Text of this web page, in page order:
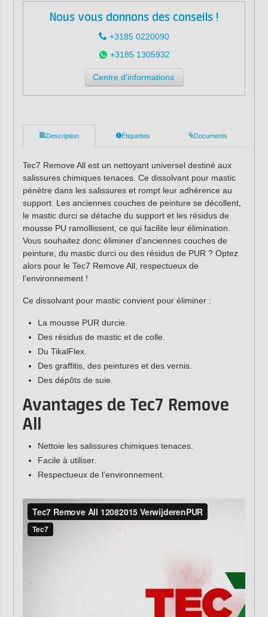
Nous vous donnons des conseils !
+3185 0220090
+3185 1305932
Centre d'informations
Description Étiquettes Documents
Tec7 Remove All est un nettoyant universel destiné aux
salissures chimiques tenaces. Ce dissolvant pour mastic
pénètre dans les salissures et rompt leur adhérence au
support. Les anciennes couches de peinture se décollent,
le mastic durci se détache du support et les résidus de
mousse PU ramollissent, ce qui facilite leur élimination.
Vous souhaitez donc éliminer d’anciennes couches de
peinture, du mastic durci ou des résidus de PUR ? Optez
alors pour le Tec7 Remove All, respectueux de
l’environnement !
Ce dissolvant pour mastic convient pour éliminer :
La mousse PUR durcie.
Des résidus de mastic et de colle.
Du TikalFlex.
Des graffitis, des peintures et des vernis.
Des dépôts de suie.
Avantages de Tec7 Remove
All
Nettoie les salissures chimiques tenaces.
Facile à utiliser.
Respectueux de l’environnement.